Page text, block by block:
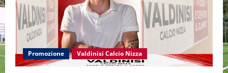
Promozione Valdinisi Calcio Nizza